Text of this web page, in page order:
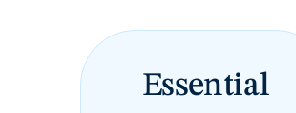
Essential